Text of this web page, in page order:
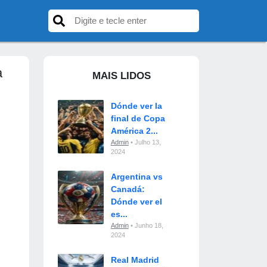
MAIS LIDOS
Dónde ver la
final de Copa
América 2...
Admin• Julho 13,
2024
Argentina vs
Canadá:
Dónde ver el
es...
Admin• Junho 18,
2024
Real Madrid